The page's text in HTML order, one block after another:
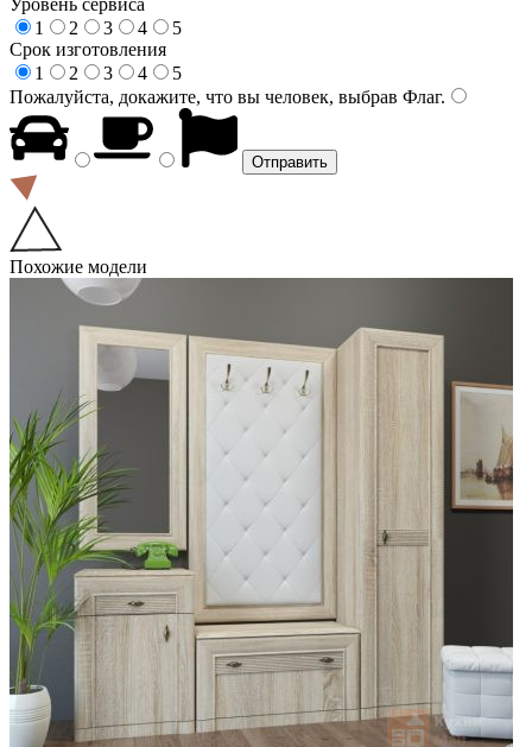
1
2 3 4
5
Срок изготовления
1
2 3 4
5
Пожалуйста, докажите, что вы человек, выбрав Флаг.
Похожие модели